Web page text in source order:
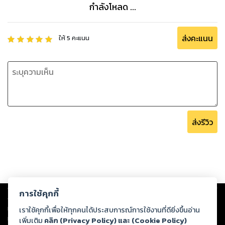
กำลังโหลด ...
ให้5 คะแนน ส่งคะแนน
ส่งรีวิว
Copyright © 2026
ต่อผลงานหรือเนื้อหาใดที่อัปโหลดผ่านเว็บไซต์และปรากฏว่าละเมิดสิทธิใน
ทรัพย์สินทางปัญญาของบุคคลอื่นหรือขัดต่อกฎหมายและศีลธรรม ดังนั้น ผู้อ่าน
ทุกท่านโปรดใช้วิจารณญาณในการกลั่นกรองด้วยตนเอง และหากท่านพบว่าส่วน
การใช้คุกกี้
เราใช้คุกกี้เพื่อให้ทุกคนได้ประสบการณ์การใช้งานที่ดียิ่งขึ้นอ่าน
เพิ่มเติม คลิก (Privacy Policy) และ (Cookie Policy)